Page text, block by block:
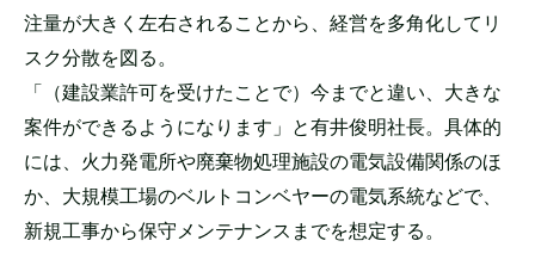
注量が大きく左右されることから、経営を多角化してリ
スク分散を図る。
「（建設業許可を受けたことで）今までと違い、大きな
案件ができるようになります」と有井俊明社長。具体的
には、火力発電所や廃棄物処理施設の電気設備関係のほ
か、大規模工場のベルトコンベヤーの電気系統などで、
新規工事から保守メンテナンスまでを想定する。